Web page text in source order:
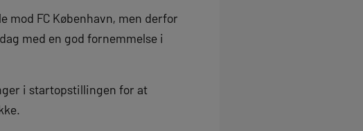
mod FC København, men derfor
med en god fornemmelse i
i startopstillingen for at